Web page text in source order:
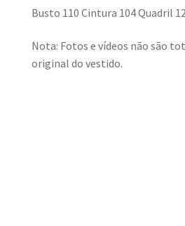
Busto 110 Cintura 104 Quadril
Nota: Fotos e vídeos não são
original do vestido.